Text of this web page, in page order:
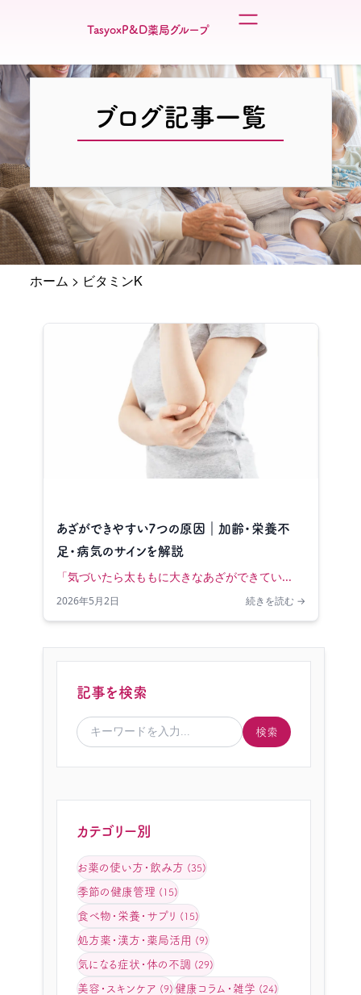
TasyoxP&D薬局グループ
ブログ記事一覧
ホーム > ビタミンK
あざができやすい7つの原因｜加齢・栄養不
足・病気のサインを解説
「気づいたら太ももに大きなあざができてい...
2026年5月2日 続きを読む →
記事を検索
検索
カテゴリー別
お薬の使い方・飲み方 (35)
季節の健康管理 (15)
食べ物・栄養・サプリ (15)
処方薬・漢方・薬局活用 (9)
気になる症状・体の不調 (29)
美容・スキンケア (9) 健康コラム・雑学 (24)